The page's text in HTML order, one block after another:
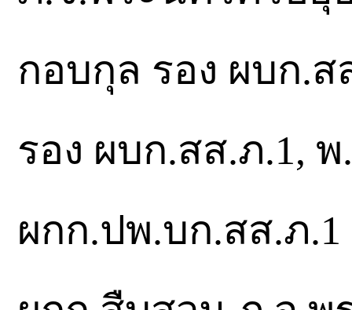
กอบกุล รอง ผบก.
รอง ผบก.สส.ภ.1,
ผกก.ปพ.บก.สส.ภ